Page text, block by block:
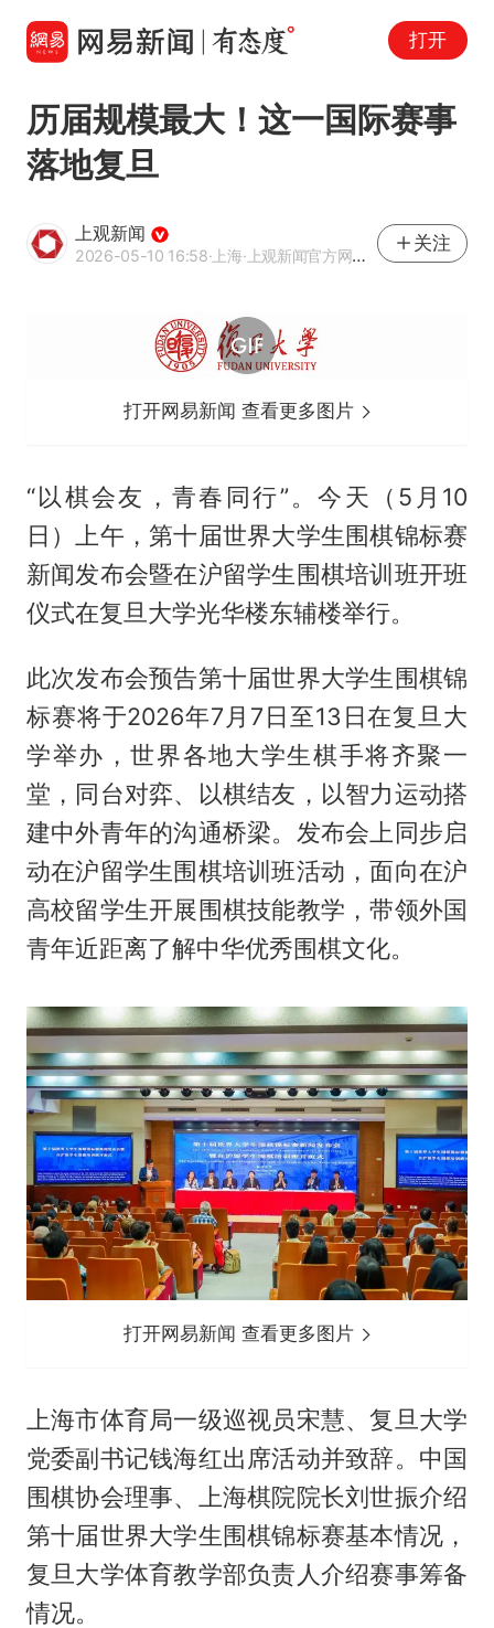
打开
历届规模最大！这一国际赛事
落地复旦
上观新闻
2026-05-10 16:58·上海·上观新闻官方网易号
关注
打开网易新闻 查看更多图片
“以棋会友，青春同行”。今天（5月10
日）上午，第十届世界大学生围棋锦标赛
新闻发布会暨在沪留学生围棋培训班开班
仪式在复旦大学光华楼东辅楼举行。
此次发布会预告第十届世界大学生围棋锦
标赛将于2026年7月7日至13日在复旦大
学举办，世界各地大学生棋手将齐聚一
堂，同台对弈、以棋结友，以智力运动搭
建中外青年的沟通桥梁。发布会上同步启
动在沪留学生围棋培训班活动，面向在沪
高校留学生开展围棋技能教学，带领外国
青年近距离了解中华优秀围棋文化。
打开网易新闻 查看更多图片
上海市体育局一级巡视员宋慧、复旦大学
党委副书记钱海红出席活动并致辞。中国
围棋协会理事、上海棋院院长刘世振介绍
第十届世界大学生围棋锦标赛基本情况，
复旦大学体育教学部负责人介绍赛事筹备
情况。